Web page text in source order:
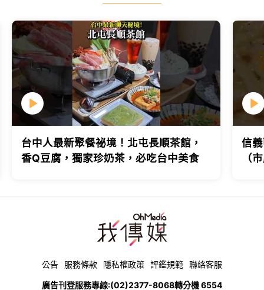
台中人最新聚餐祕境！北屯長順茶館，
香Q豆腐，獨家珍奶茶，必吃台中美食
信
（
公告 服務條款 隱私權政策 評鑑規範 聯絡客服
廣告刊登服務專線:(02)2377-8068轉分機 6554